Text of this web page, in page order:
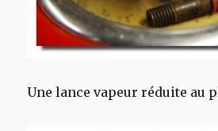
Une lance vapeur réduite au